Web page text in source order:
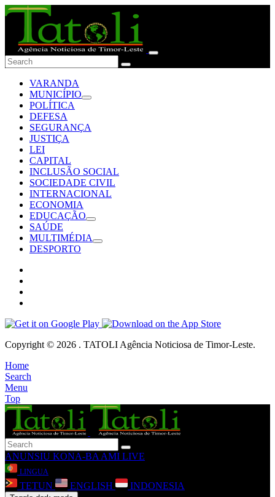
VARANDA
MUNICÍPIO
POLÍTICA
DEFESA
SEGURANÇA
JUSTIÇA
LEI
CAPITAL
INCLUSÃO SOCIAL
SOCIEDADE CIVIL
INTERNACIONAL
ECONOMIA
EDUCAÇÃO
SAÚDE
MULTIMÉDIA
DESPORTO
Copyright © 2026 . TATOLI Agência Noticiosa de Timor-Leste.
Home
Search
Menu
Top
ANUNSIU KONA-BA AMI LIVE
LINGUA
TETUN ENGLISH INDONESIA